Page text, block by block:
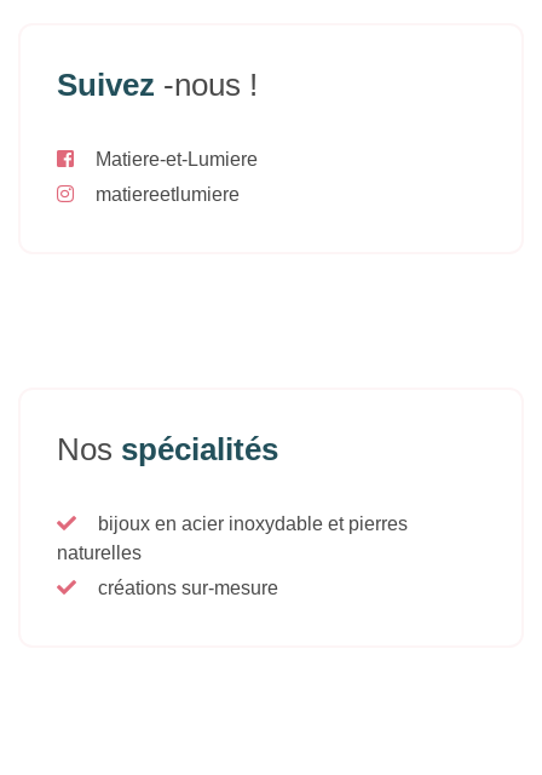
Suivez -nous !
Matiere-et-Lumiere
matiereetlumiere
Nos spécialités
bijoux en acier inoxydable et pierres
naturelles
créations sur-mesure